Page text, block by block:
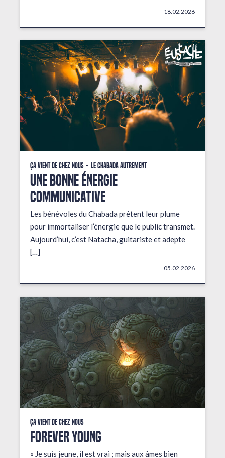
18.02.2026
Ça vient de chez nous Le Chabada autrement
une bonne énergie
communicative
Les bénévoles du Chabada prêtent leur plume
pour immortaliser l’énergie que le public transmet.
Aujourd’hui, c’est Natacha, guitariste et adepte
[…]
05.02.2026
Ça vient de chez nous
FOREVER YOUNG
« Je suis jeune, il est vrai ; mais aux âmes bien